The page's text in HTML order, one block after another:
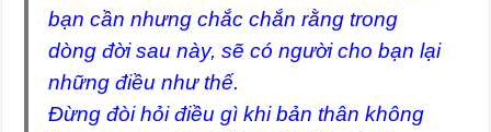
bạn cần nhưng chắc chắn rằng trong
dòng đời sau này, sẽ có người cho bạn lại
những điều như thế.
Đừng đòi hỏi điều gì khi bản thân không